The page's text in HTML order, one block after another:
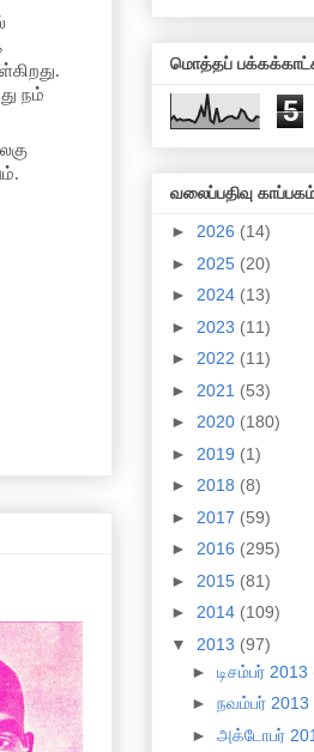
நம்
மொத்தப்
5
வலைப்பதிவு
► 2026 (14)
► 2025 (20)
► 2024 (13)
► 2023 (11)
► 2022 (11)
► 2021 (53)
► 2020 (180)
► 2019 (1)
► 2018 (8)
► 2017 (59)
► 2016 (295)
► 2015 (81)
► 2014 (109)
▼ 2013 (97)
► டிசம்பர் 2013
► நவம்பர் 2013
► அக்டோபர்